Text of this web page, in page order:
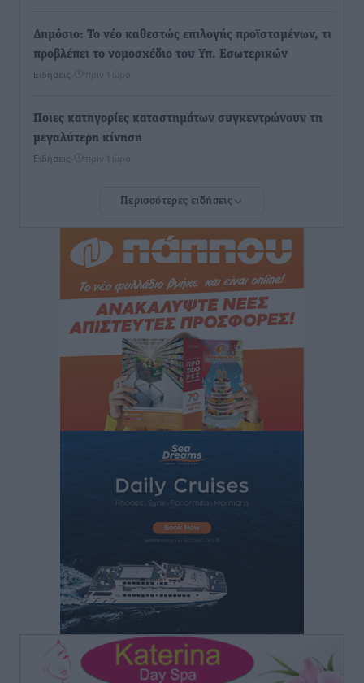
Δημόσιο: Το νέο καθεστώς επιλογής προϊσταμένων, τι
προβλέπει το νομοσχέδιο του Υπ. Εσωτερικών
Ειδήσεις πριν 1 ώρα
Ποιες κατηγορίες καταστημάτων συγκεντρώνουν τη
μεγαλύτερη κίνηση
Ειδήσεις πριν 1 ώρα
Αστυπάλαια: Το φως που μένει αναμμένο στο κάστρο
Τουρισμός: «Φτωχός συγγενής κάμπινγκ και
τροχόσπιτα
πριν 1 ώρα
Έφυγε από τη ζωή ο επί σειρά ετών εφημέριος στον
ιερό Ναό του Αγίου Νικολάου Παστίδας Μιχαήλ
πριν 19 ώρες
Αποκαλυπτήρια για την «Ατζέντα 2030» από το βήμα
πριν 21 ώρες
Από την παράδοση της Ρόδου στα ερευνητικά
επιστημονικό ενδιαφέρον
Πολιτιστικά• πριν 21 ώρες
Επίσκεψη θα πραγματοποιήσει στη Λέρο τον
Σεπτέμβριο η Όλγα Κεφαλογιάννη
Τοπικές Ειδήσεις• πριν 22 ώρες
Περισσότερες ειδήσεις